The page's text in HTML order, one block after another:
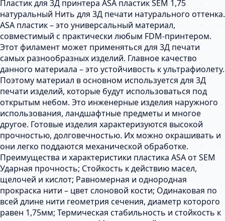
Пластик для 3Д принтера ASA пластик SEM 1,75
натуральный Нить для 3Д печати натурального оттенка.
ASA пластик – это универсальный материал,
совместимый с практически любым FDM-принтером.
Этот филамент может применяться для 3Д печати
самых разнообразных изделий. Главное качество
данного материала – это устойчивость к ультрафиолету.
Поэтому материал в основном используется для 3Д
печати изделий, которые будут использоваться под
открытым небом. Это инженерные изделия наружного
использования, ландшафтные предметы и многое
другое. Готовые изделия характеризуются высокой
прочностью, долговечностью. Их можно окрашивать и
они легко поддаются механической обработке.
Преимущества и характеристики пластика ASA от SEM
Ударная прочность; Стойкость к действию масел,
щелочей и кислот; Равномерная и однородная
прокраска нити – цвет слоновой кости; Одинаковая по
всей длине нити геометрия сечения, диаметр которого
равен 1,75мм; Термическая стабильность и стойкость к